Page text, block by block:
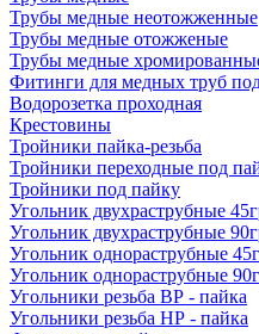
Трубы медные неотожженные
Трубы медные отожженые
Трубы медные
Фитинги для медных труб
Водорозетка проходная
Крестовины
Тройники пайка-резьба
Тройники переходные под
Тройники под пайку
Угольник двухраструбные
Угольник двухраструбные
Угольник однораструбные
Угольник однораструбные
Угольники резьба ВР - пайка
Угольники резьба НР - пайка